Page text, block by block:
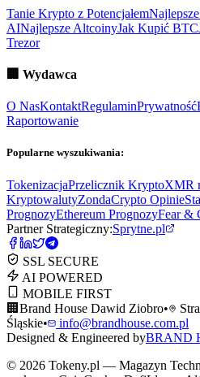
Tanie Krypto z Potencjałem
AINajlepsze AltcoinyJak Kupić BTC
Trezor
🏢 Wydawca
O NasKontaktRegulaminPrywatność
Raportowanie
Popularne wyszukiwania:
TokenizacjaPrzelicznik KryptoXMR
KryptowalutyZondaCrypto Opinie
PrognozyEthereum PrognozyFear &
Partner Strategiczny:Sprytne.pl
SSL SECURE
AI POWERED
MOBILE FIRST
🏢 Brand House Dawid Ziobro•
Śląskie•
info@brandhouse.com.pl
Designed & Engineered byBRAND
© 2026 Tokeny.pl — Magazyn